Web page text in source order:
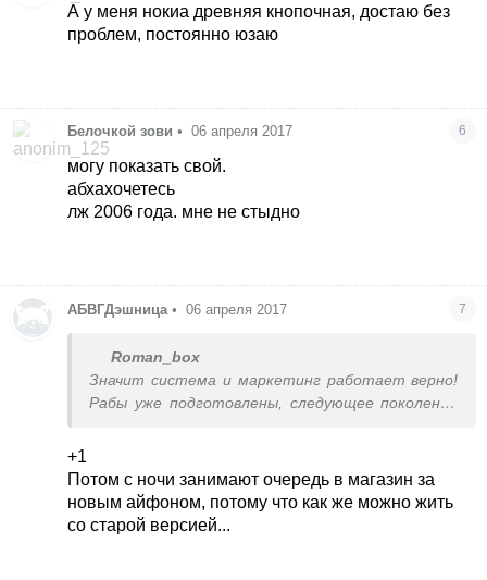
А у меня нокиа древняя кнопочная, достаю без
проблем, постоянно юзаю
Белочкой зови • 06 апреля 2017 6
могу показать свой.
абхахочетесь
лж 2006 года. мне не стыдно
АБВГДэшница • 06 апреля 2017 7
Roman_box
Значит система и маркетинг работает верно!
Рабы уже подготовлены, следующее поколение
+1
Потом с ночи занимают очередь в магазин за
новым айфоном, потому что как же можно жить
со старой версией...